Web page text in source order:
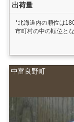
出荷量
*北海道内の順位は
市町村の中の順位とな
中富良野町